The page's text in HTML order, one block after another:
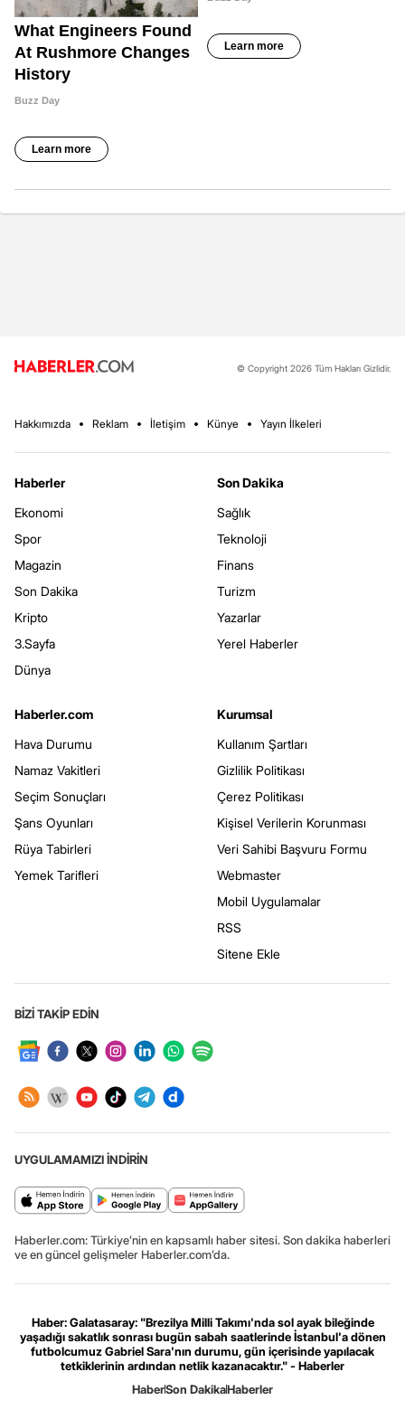
© Copyright 2026 Tüm Hakları Gizlidir.
Hakkımızda Reklam İletişim Künye Yayın İlkeleri
Haberler
Ekonomi
Spor
Magazin
Son Dakika
Kripto
3.Sayfa
Dünya
Son Dakika
Sağlık
Teknoloji
Finans
Turizm
Yazarlar
Yerel Haberler
Haberler.com
Hava Durumu
Namaz Vakitleri
Seçim Sonuçları
Şans Oyunları
Rüya Tabirleri
Yemek Tarifleri
Kurumsal
Kullanım Şartları
Gizlilik Politikası
Çerez Politikası
Kişisel Verilerin Korunması
Veri Sahibi Başvuru Formu
Webmaster
Mobil Uygulamalar
RSS
Sitene Ekle
BİZİ TAKİP EDİN
UYGULAMAMIZI İNDİRİN
Haberler.com: Türkiye’nin en kapsamlı haber sitesi. Son dakika haberleri
ve en güncel gelişmeler Haberler.com’da.
Haber: Galatasaray: "Brezilya Milli Takımı'nda sol ayak bileğinde
yaşadığı sakatlık sonrası bugün sabah saatlerinde İstanbul'a dönen
futbolcumuz Gabriel Sara'nın durumu, gün içerisinde yapılacak
tetkiklerinin ardından netlik kazanacaktır." - Haberler
HaberSon DakikaHaberler